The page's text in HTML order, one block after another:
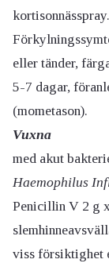
kortisonnässpray.
eller tänder,
5-7 dagar,
(mometason).
Vuxna
med akut
Haemophilus
Penicillin V 2 g
viss försiktighet